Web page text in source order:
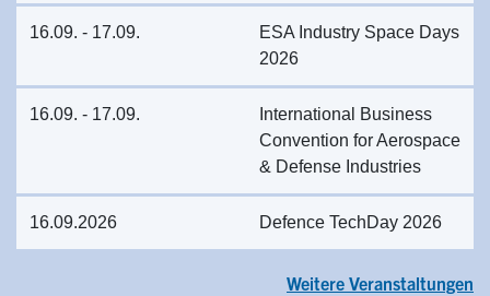
16.09. - 17.09.
ESA Industry Space Days
2026
16.09. - 17.09.
International Business
Convention for Aerospace
& Defense Industries
16.09.2026 Defence TechDay 2026
Weitere Veranstaltungen